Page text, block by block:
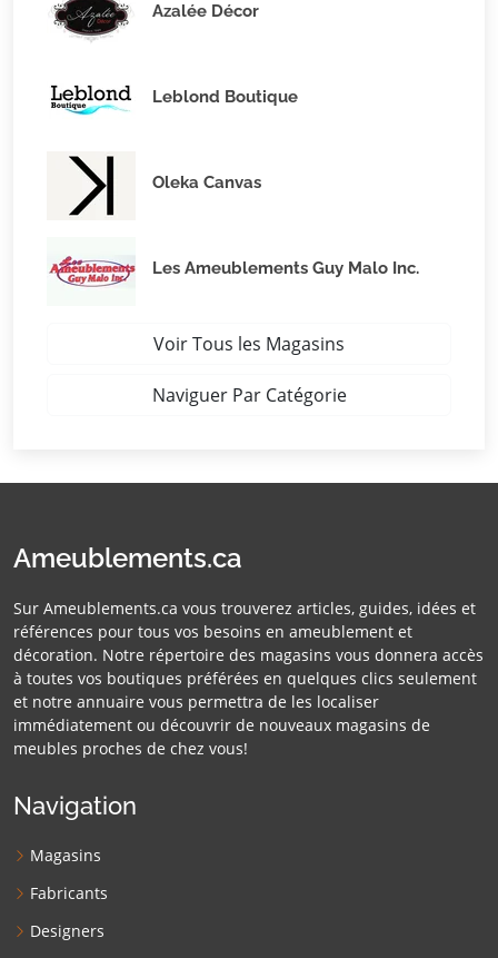
Azalée Décor
Leblond Boutique
Oleka Canvas
Les Ameublements Guy Malo Inc.
Voir Tous les Magasins
Naviguer Par Catégorie
Ameublements.ca
Sur Ameublements.ca vous trouverez articles, guides, idées et
références pour tous vos besoins en ameublement et
décoration. Notre répertoire des magasins vous donnera accès
à toutes vos boutiques préférées en quelques clics seulement
et notre annuaire vous permettra de les localiser
immédiatement ou découvrir de nouveaux magasins de
meubles proches de chez vous!
Navigation
Magasins
Fabricants
Designers